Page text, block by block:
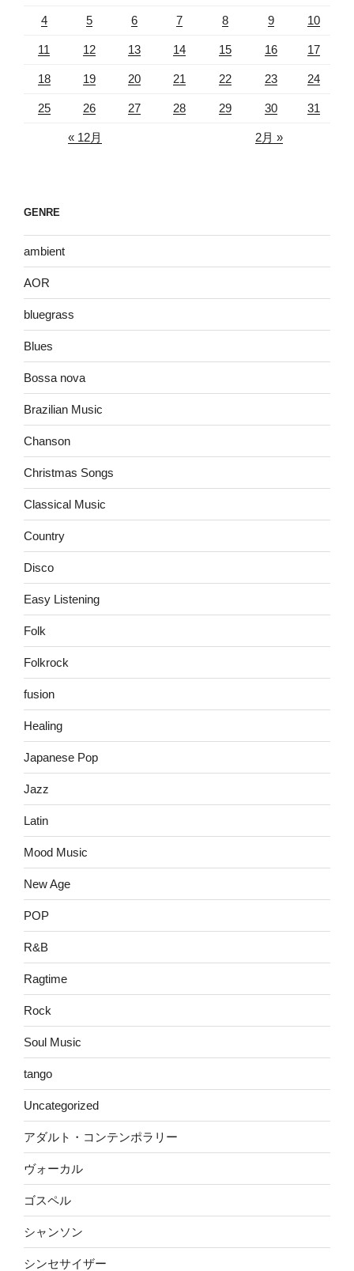
4 5 6 7 8 9 10
11 12 13 14 15 16 17
18 19 20 21 22 23 24
25 26 27 28 29 30 31
« 12月 2月 »
GENRE
ambient
AOR
bluegrass
Blues
Bossa nova
Brazilian Music
Chanson
Christmas Songs
Classical Music
Country
Disco
Easy Listening
Folk
Folkrock
fusion
Healing
Japanese Pop
Jazz
Latin
Mood Music
New Age
POP
R&B
Ragtime
Rock
Soul Music
tango
Uncategorized
アダルト・コンテンポラリー
ヴォーカル
ゴスペル
シャンソン
シンセサイザー